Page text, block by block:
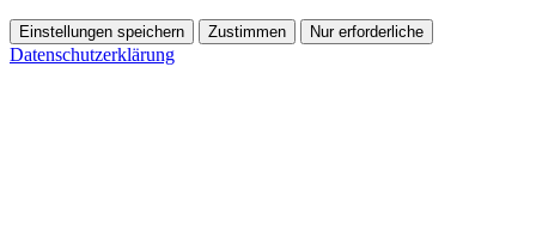
Einstellungen speichern Zustimmen Nur erforderliche
Datenschutzerklärung